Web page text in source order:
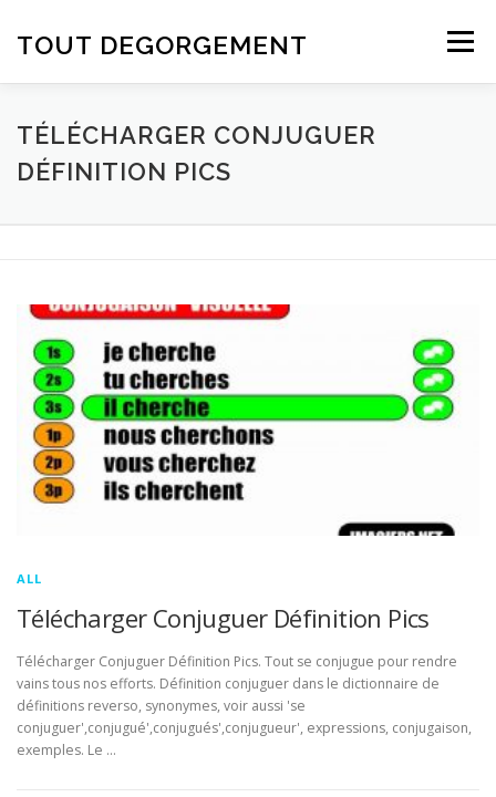
TOUT DEGORGEMENT Menu
TÉLÉCHARGER CONJUGUER
DÉFINITION PICS
ALL
Télécharger Conjuguer Définition Pics
Télécharger Conjuguer Définition Pics. Tout se conjugue pour rendre
vains tous nos efforts. Définition conjuguer dans le dictionnaire de
définitions reverso, synonymes, voir aussi 'se
conjuguer',conjugué',conjugués',conjugueur', expressions, conjugaison,
exemples. Le …